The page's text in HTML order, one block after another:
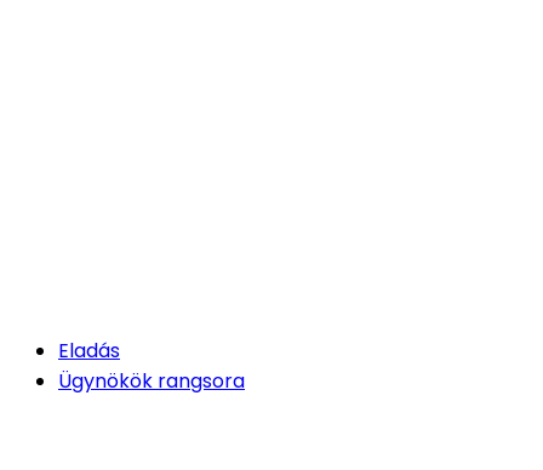
Eladás
Ügynökök rangsora